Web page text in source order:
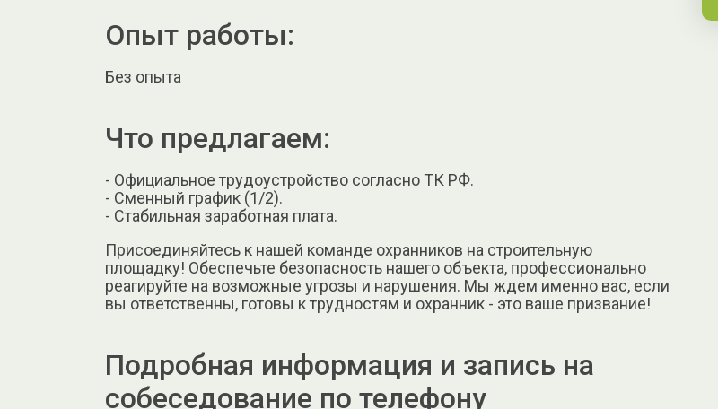
Опыт работы:
Без опыта
Что предлагаем:
- Официальное трудоустройство согласно ТК РФ.
- Сменный график (1/2).
- Стабильная заработная плата.
Присоединяйтесь к нашей команде охранников на строительную
площадку! Обеспечьте безопасность нашего объекта, профессионально
реагируйте на возможные угрозы и нарушения. Мы ждем именно вас, если
вы ответственны, готовы к трудностям и охранник - это ваше призвание!
Подробная информация и запись на
собеседование по телефону